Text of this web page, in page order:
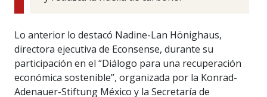
Lo anterior lo destacó Nadine-Lan Hönighaus,
directora ejecutiva de Econsense, durante su
participación en el “Diálogo para una recuperación
económica sostenible”, organizada por la Konrad-
Adenauer-Stiftung México y la Secretaría de